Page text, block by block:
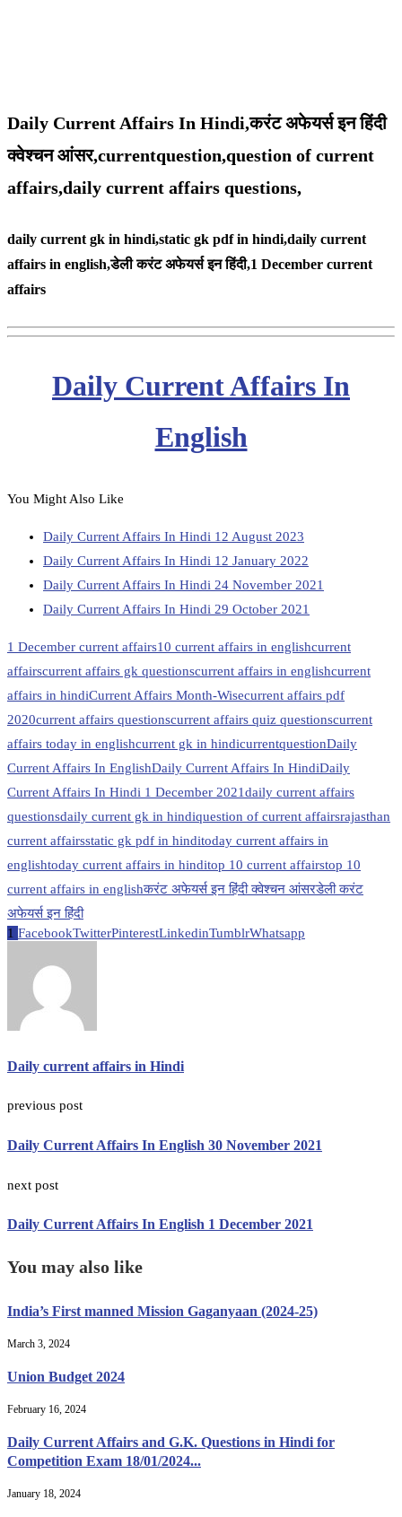
Daily Current Affairs In Hindi,करंट अफेयर्स इन हिंदी
क्वेश्चन आंसर,currentquestion,question of current
affairs,daily current affairs questions,
daily current gk in hindi,static gk pdf in hindi,daily current
affairs in english,डेली करंट अफेयर्स इन हिंदी,1 December current
affairs
Daily Current Affairs In
English
You Might Also Like
Daily Current Affairs In Hindi 12 August 2023
Daily Current Affairs In Hindi 12 January 2022
Daily Current Affairs In Hindi 24 November 2021
Daily Current Affairs In Hindi 29 October 2021
1 December current affairs10 current affairs in englishcurrent
affairscurrent affairs gk questionscurrent affairs in englishcurrent
affairs in hindiCurrent Affairs Month-Wisecurrent affairs pdf
2020current affairs questionscurrent affairs quiz questionscurrent
affairs today in englishcurrent gk in hindicurrentquestionDaily
Current Affairs In EnglishDaily Current Affairs In HindiDaily
Current Affairs In Hindi 1 December 2021daily current affairs
questionsdaily current gk in hindiquestion of current affairsrajasthan
current affairsstatic gk pdf in hinditoday current affairs in
englishtoday current affairs in hinditop 10 current affairstop 10
current affairs in englishकरंट अफेयर्स इन हिंदी क्वेश्चन आंसरडेली करंट
अफेयर्स इन हिंदी
1 FacebookTwitterPinterestLinkedinTumblrWhatsapp
Daily current affairs in Hindi
previous post
Daily Current Affairs In English 30 November 2021
next post
Daily Current Affairs In English 1 December 2021
You may also like
India’s First manned Mission Gaganyaan (2024-25)
March 3, 2024
Union Budget 2024
February 16, 2024
Daily Current Affairs and G.K. Questions in Hindi for
Competition Exam 18/01/2024...
January 18, 2024